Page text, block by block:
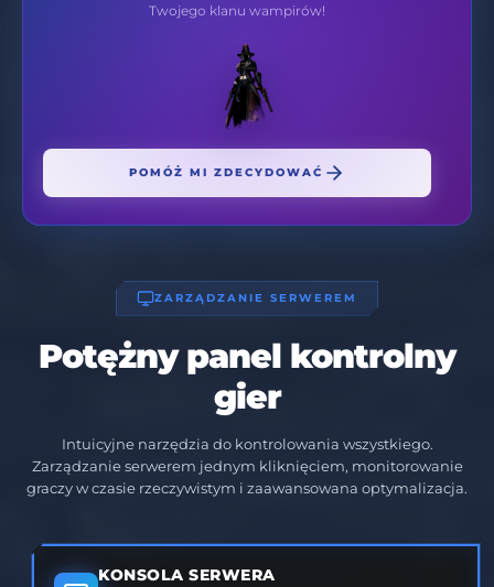
Twojego klanu wampirów!
POMÓŻ MI ZDECYDOWAĆ
ZARZĄDZANIE SERWEREM
Potężny panel kontrolny
gier
Intuicyjne narzędzia do kontrolowania wszystkiego.
Zarządzanie serwerem jednym kliknięciem, monitorowanie
graczy w czasie rzeczywistym i zaawansowana optymalizacja.
KONSOLA SERWERA